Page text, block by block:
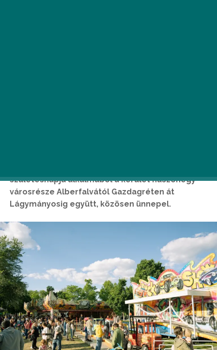
születésnapja alkalmából a kerület huszonegy
városrésze Alberfalvától Gazdagréten át
Lágymányosig együtt, közösen ünnepel.